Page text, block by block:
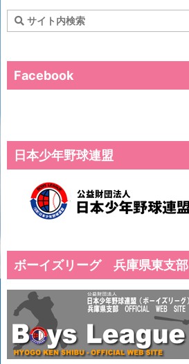
Facebook
日本少年野球連盟
ボーイズリーグ 兵庫県東支部